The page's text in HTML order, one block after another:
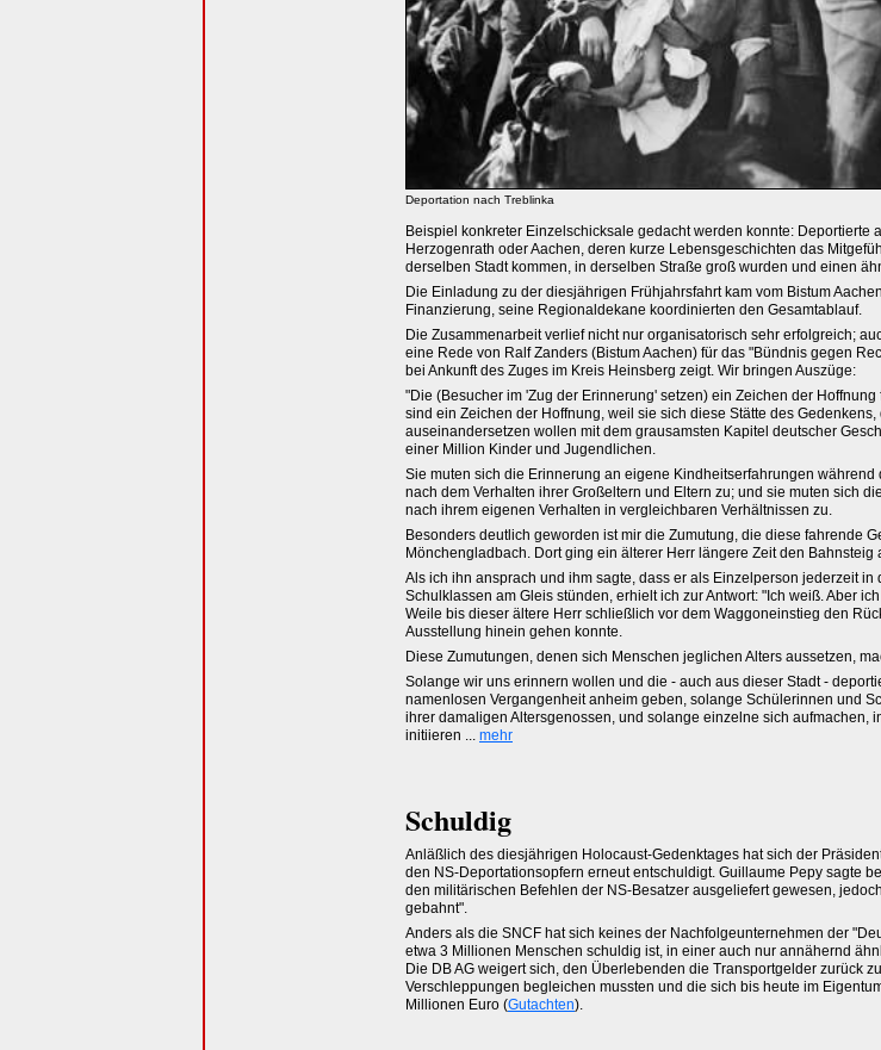
Deportation nach Treblinka
Beispiel konkreter Einzelschicksale gedacht werden konnte: Deportierte
Herzogenrath oder Aachen, deren kurze Lebensgeschichten das
derselben Stadt kommen, in derselben Straße groß wurden und einen
Die Einladung zu der diesjährigen Frühjahrsfahrt kam vom Bistum
Finanzierung, seine Regionaldekane koordinierten den Gesamtablauf.
Die Zusammenarbeit verlief nicht nur organisatorisch sehr erfolgreich;
eine Rede von Ralf Zanders (Bistum Aachen) für das "Bündnis gegen
bei Ankunft des Zuges im Kreis Heinsberg zeigt. Wir bringen Auszüge:
"Die (Besucher im 'Zug der Erinnerung' setzen) ein Zeichen der
sind ein Zeichen der Hoffnung, weil sie sich diese Stätte des
auseinandersetzen wollen mit dem grausamsten Kapitel deutscher
einer Million Kinder und Jugendlichen.
Sie muten sich die Erinnerung an eigene Kindheitserfahrungen während
nach dem Verhalten ihrer Großeltern und Eltern zu; und sie muten sich
nach ihrem eigenen Verhalten in vergleichbaren Verhältnissen zu.
Besonders deutlich geworden ist mir die Zumutung, die diese fahrende
Mönchengladbach. Dort ging ein älterer Herr längere Zeit den Bahnsteig
Als ich ihn ansprach und ihm sagte, dass er als Einzelperson jederzeit
Schulklassen am Gleis stünden, erhielt ich zur Antwort: "Ich weiß. Aber
Weile bis dieser ältere Herr schließlich vor dem Waggoneinstieg den
Ausstellung hinein gehen konnte.
Diese Zumutungen, denen sich Menschen jeglichen Alters aussetzen,
Solange wir uns erinnern wollen und die - auch aus dieser Stadt -
namenlosen Vergangenheit anheim geben, solange Schülerinnen und
ihrer damaligen Altersgenossen, und solange einzelne sich aufmachen,
initiieren ... mehr
Schuldig
Anläßlich des diesjährigen Holocaust-Gedenktages hat sich der
den NS-Deportationsopfern erneut entschuldigt. Guillaume Pepy sagte
den militärischen Befehlen der NS-Besatzer ausgeliefert gewesen,
gebahnt".
Anders als die SNCF hat sich keines der Nachfolgeunternehmen der
etwa 3 Millionen Menschen schuldig ist, in einer auch nur annähernd
Die DB AG weigert sich, den Überlebenden die Transportgelder zurück
Verschleppungen begleichen mussten und die sich bis heute im
Millionen Euro (Gutachten).